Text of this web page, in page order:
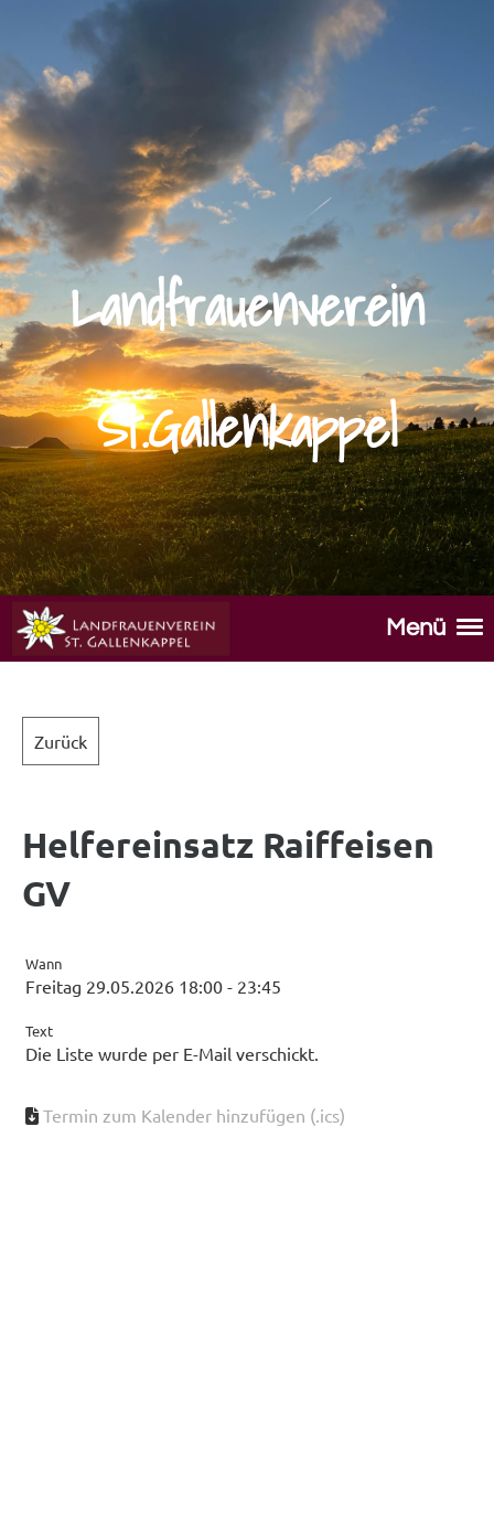
Landfrauenverein
St.Gallenkappel
Menü
Zurück
Helfereinsatz Raiffeisen
GV
Wann
Freitag 29.05.2026 18:00 - 23:45
Text
Die Liste wurde per E-Mail verschickt.
Termin zum Kalender hinzufügen (.ics)